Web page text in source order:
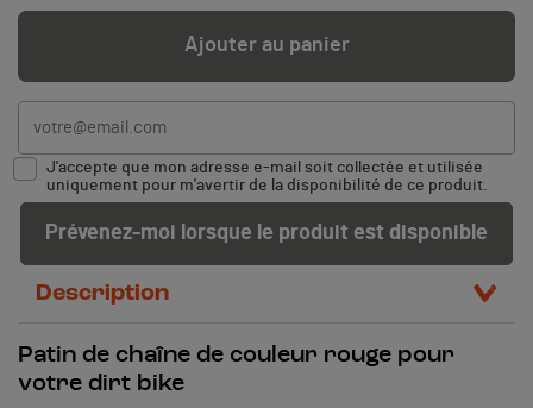
Ajouter au panier
J'accepte que mon adresse e-mail soit collectée et utilisée
uniquement pour m'avertir de la disponibilité de ce produit.
Prévenez-moi lorsque le produit est disponible
Description
Patin de chaîne de couleur rouge pour
votre dirt bike